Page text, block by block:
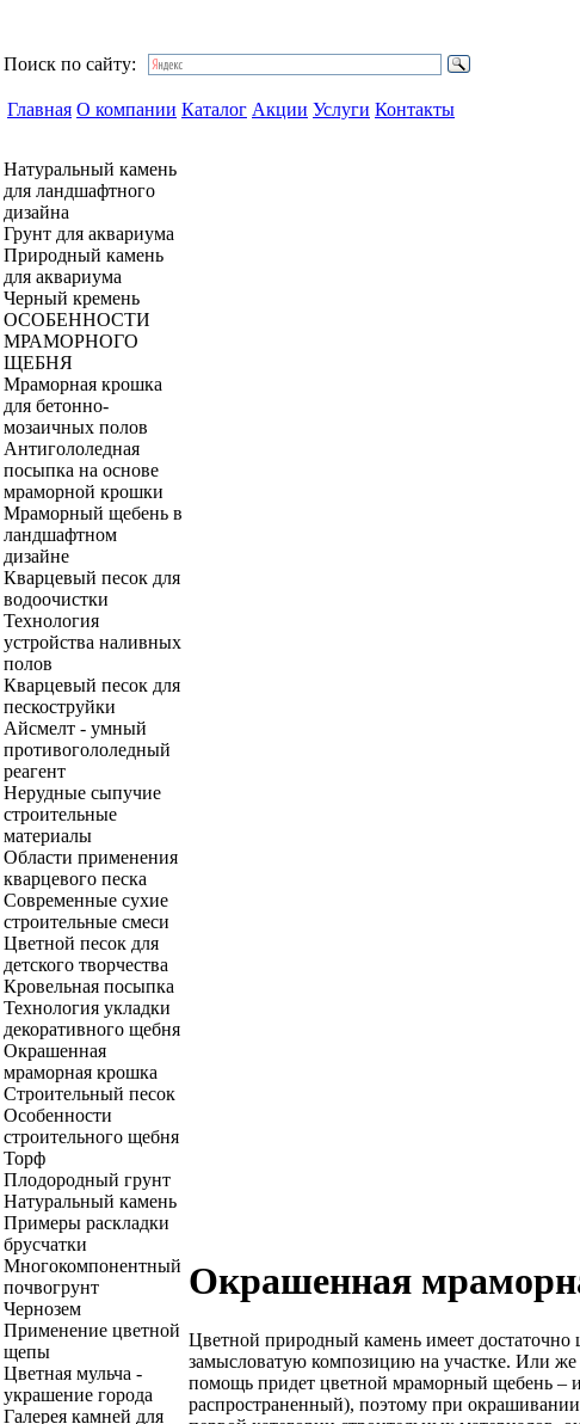
Поиск по сайту:
Главная О компании Каталог Акции Услуги Контакты
Натуральный камень
для ландшафтного
дизайна
Грунт для аквариума
Природный камень
для аквариума
Черный кремень
ОСОБЕННОСТИ
МРАМОРНОГО
ЩЕБНЯ
Мраморная крошка
для бетонно-
мозаичных полов
Антигололедная
посыпка на основе
мраморной крошки
Мраморный щебень в
ландшафтном
дизайне
Кварцевый песок для
водоочистки
Технология
устройства наливных
полов
Кварцевый песок для
пескоструйки
Айсмелт - умный
противогололедный
реагент
Нерудные сыпучие
строительные
материалы
Области применения
кварцевого песка
Современные сухие
строительные смеси
Цветной песок для
детского творчества
Кровельная посыпка
Технология укладки
декоративного щебня
Окрашенная
мраморная крошка
Строительный песок
Особенности
строительного щебня
Торф
Плодородный грунт
Натуральный камень
Примеры раскладки
брусчатки
Многокомпонентный
почвогрунт
Чернозем
Применение цветной
щепы
Цветная мульча -
украшение города
Галерея камней для
Окрашенная
Цветной природный камень имеет достаточно
замысловатую композицию на участке. Или же
помощь придет цветной мраморный щебень –
распространенный), поэтому при